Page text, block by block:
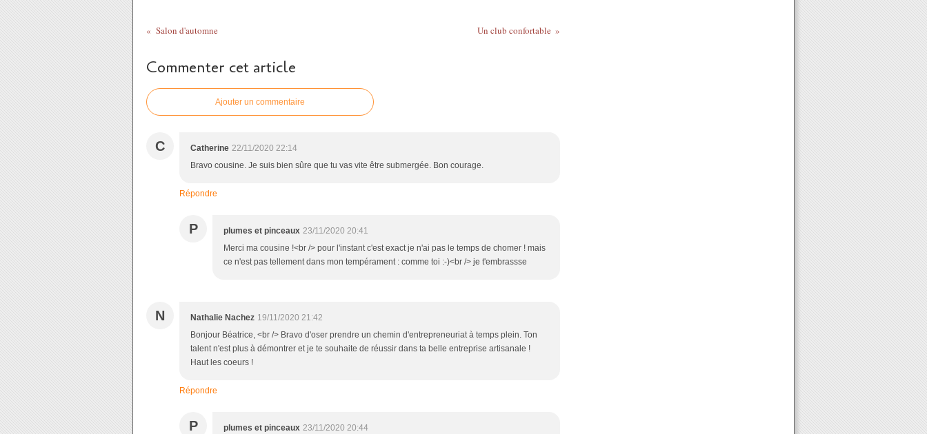
Salon d'automne Un club confortable
Commenter cet article
Ajouter un commentaire
C Catherine 22/11/2020 22:14
Bravo cousine. Je suis bien sûre que tu vas vite être submergée. Bon courage.
Répondre
P plumes et pinceaux 23/11/2020 20:41
Merci ma cousine !<br /> pour l'instant c'est exact je n'ai pas le temps de chomer ! mais
ce n'est pas tellement dans mon tempérament : comme toi :-)<br /> je t'embrassse
N Nathalie Nachez 19/11/2020 21:42
Bonjour Béatrice, <br /> Bravo d'oser prendre un chemin d'entrepreneuriat à temps plein. Ton
talent n'est plus à démontrer et je te souhaite de réussir dans ta belle entreprise artisanale !
Haut les coeurs !
Répondre
P plumes et pinceaux 23/11/2020 20:44